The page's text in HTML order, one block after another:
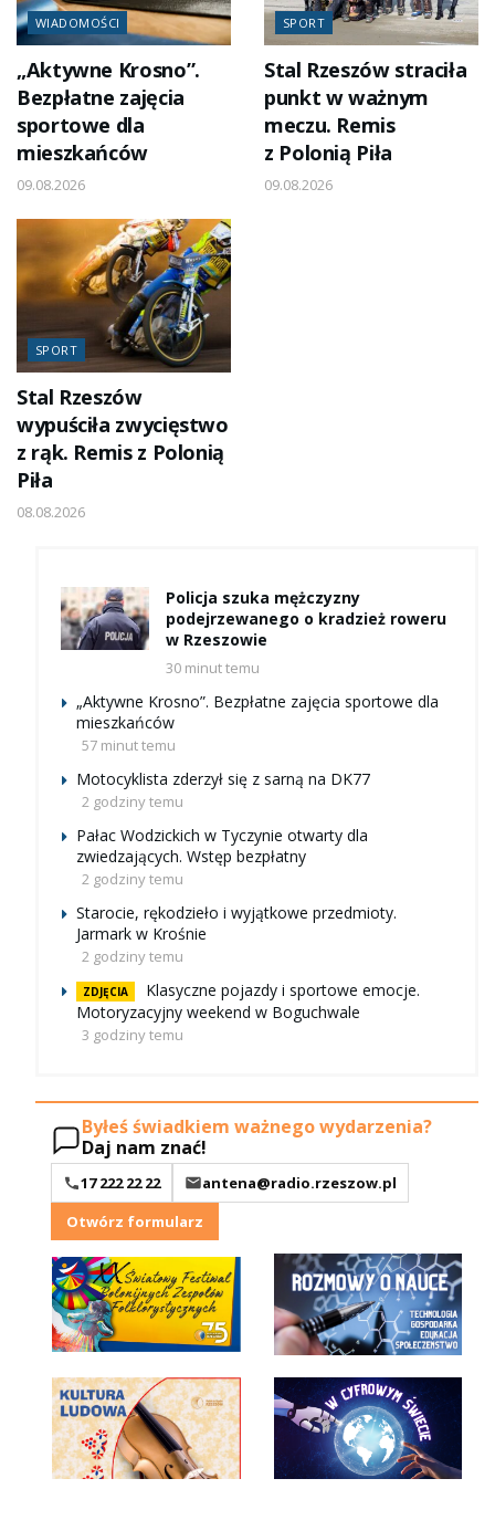
WIADOMOŚCI
„Aktywne Krosno”.
Bezpłatne zajęcia
sportowe dla
mieszkańców
09.08.2026
SPORT
Stal Rzeszów straciła
punkt w ważnym
meczu. Remis
z Polonią Piła
09.08.2026
SPORT
Stal Rzeszów
wypuściła zwycięstwo
z rąk. Remis z Polonią
Piła
08.08.2026
Policja szuka mężczyzny
podejrzewanego o kradzież roweru
w Rzeszowie
30 minut temu
„Aktywne Krosno”. Bezpłatne zajęcia sportowe dla
mieszkańców
57 minut temu
Motocyklista zderzył się z sarną na DK77
2 godziny temu
Pałac Wodzickich w Tyczynie otwarty dla
zwiedzających. Wstęp bezpłatny
2 godziny temu
Starocie, rękodzieło i wyjątkowe przedmioty.
Jarmark w Krośnie
2 godziny temu
ZDJĘCIA
Klasyczne pojazdy i sportowe emocje.
Motoryzacyjny weekend w Boguchwale
3 godziny temu
Byłeś świadkiem ważnego wydarzenia?
Daj nam znać!
17 222 22 22
antena@radio.rzeszow.pl
Otwórz formularz